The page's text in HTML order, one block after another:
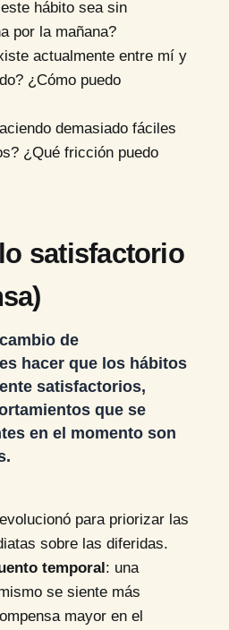
hábito sea sin
por la mañana?
actualmente entre mí y
¿Cómo puedo
demasiado fáciles
¿Qué fricción puedo
satisfactorio
de
hacer que los hábitos
satisfactorios,
que se
en el momento son
para priorizar las
sobre las diferidas.
temporal: una
se siente más
mayor en el